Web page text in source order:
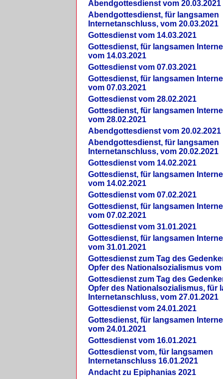
Abendgottesdienst vom 20.03.2021
Abendgottesdienst, für langsamen
Internetanschluss, vom 20.03.2021
Gottesdienst vom 14.03.2021
Gottesdienst, für langsamen
vom 14.03.2021
Gottesdienst vom 07.03.2021
Gottesdienst, für langsamen
vom 07.03.2021
Gottesdienst vom 28.02.2021
Gottesdienst, für langsamen
vom 28.02.2021
Abendgottesdienst vom 20.02.2021
Abendgottesdienst, für langsamen
Internetanschluss, vom 20.02.2021
Gottesdienst vom 14.02.2021
Gottesdienst, für langsamen
vom 14.02.2021
Gottesdienst vom 07.02.2021
Gottesdienst, für langsamen
vom 07.02.2021
Gottesdienst vom 31.01.2021
Gottesdienst, für langsamen
vom 31.01.2021
Gottesdienst zum Tag des
Opfer des Nationalsozialismus vom
Gottesdienst zum Tag des
Opfer des Nationalsozialismus, für
Internetanschluss, vom 27.01.2021
Gottesdienst vom 24.01.2021
Gottesdienst, für langsamen
vom 24.01.2021
Gottesdienst vom 16.01.2021
Gottesdienst vom, für langsamen
Internetanschluss 16.01.2021
Andacht zu Epiphanias 2021